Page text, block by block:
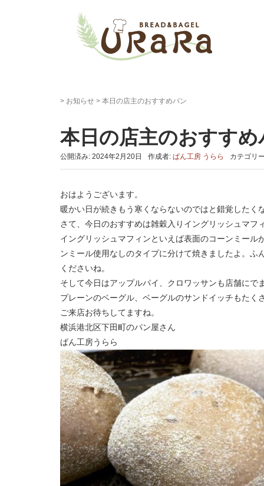
> お知らせ > 本日の店主のおすすめパン
本日の店主のおすすめ
公開済み: 2024年2月20日 作成者: ぱん工房 うらら カテゴリ
おはようございます。
暖かい日が続きもう寒くならないのではと錯覚したく
さて、今日のおすすめは雑穀入りイングリッシュマフ
イングリッシュマフィンといえば表面のコーンミー
ンミール使用なしのタイプに分けて焼きましたよ。
くださいね。
そして今日はアップルパイ、クロワッサンも店舗にで
プレーンのベーグル、ベーグルのサンドイッチもたく
ご来店お待ちしてますね。
横浜港北区下田町のパン屋さん
ぱん工房うらら